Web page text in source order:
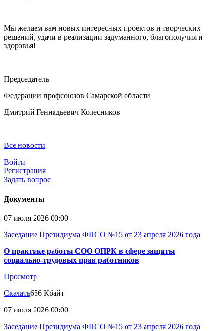
Мы желаем вам новых интересных проектов и творческих
решений, удачи в реализации задуманного, благополучия и
здоровья!
Председатель
Федерации профсоюзов Самарской области
Дмитрий Геннадьевич Колесников
Все новости
Войти
Регистрация
Задать вопрос
Документы
07 июля 2026 00:00
Заседание Президиума ФПСО №15 от 23 апреля 2026 года
О практике работы СОО ОПРК в сфере защиты
социально-трудовых прав работников
Просмотр
Скачать656 Кбайт
07 июля 2026 00:00
Заседание Президиума ФПСО №15 от 23 апреля 2026 года